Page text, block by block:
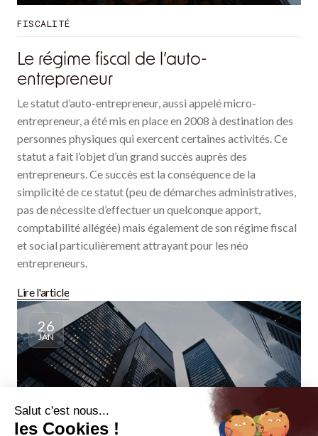
FISCALITÉ
Le régime fiscal de l’auto-
entrepreneur
Le statut d’auto-entrepreneur, aussi appelé micro-
entrepreneur, a été mis en place en 2008 à destination des
personnes physiques qui exercent certaines activités. Ce
statut a fait l’objet d’un grand succès auprès des
entrepreneurs. Ce succès est la conséquence de la
simplicité de ce statut (peu de démarches administratives,
pas de nécessite d’effectuer un quelconque apport,
comptabilité allégée) mais également de son régime fiscal
et social particulièrement attrayant pour les néo
entrepreneurs.
Lire l'article
26
JAN